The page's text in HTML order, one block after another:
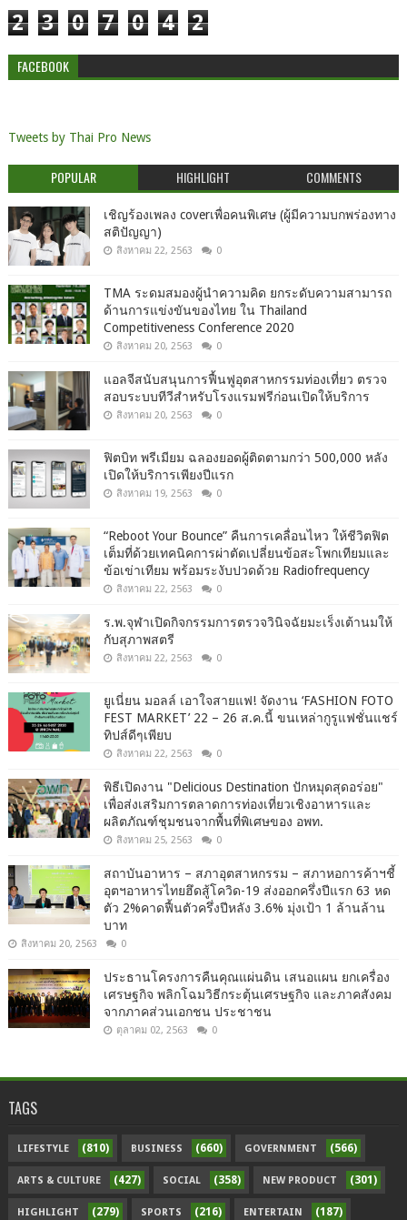
2 3 0 7 0 4 2
FACEBOOK
Tweets by Thai Pro News
POPULAR HIGHLIGHT COMMENTS
เชิญร้องเพลง coverเพื่อคนพิเศษ (ผู้มีความบกพร่องทาง
สติปัญญา)
สิงหาคม 22, 2563 0
TMA ระดมสมองผู้นำความคิด ยกระดับความสามารถ
ด้านการแข่งขันของไทย ใน Thailand
Competitiveness Conference 2020
สิงหาคม 20, 2563 0
แอลจีสนับสนุนการฟื้นฟูอุตสาหกรรมท่องเที่ยว ตรวจ
สอบระบบทีวีสำหรับโรงแรมฟรีก่อนเปิดให้บริการ
สิงหาคม 20, 2563 0
ฟิตบิท พรีเมียม ฉลองยอดผู้ติดตามกว่า 500,000 หลัง
เปิดให้บริการเพียงปีแรก
สิงหาคม 19, 2563 0
“Reboot Your Bounce” คืนการเคลื่อนไหว ให้ชีวิตฟิต
เต็มที่ด้วยเทคนิคการผ่าตัดเปลี่ยนข้อสะโพกเทียมและ
ข้อเข่าเทียม พร้อมระงับปวดด้วย Radiofrequency
สิงหาคม 22, 2563 0
ร.พ.จุฬาเปิดกิจกรรมการตรวจวินิจฉัยมะเร็งเต้านมให้
กับสุภาพสตรี
สิงหาคม 22, 2563 0
ยูเนี่ยน มอลล์ เอาใจสายแฟ! จัดงาน ‘FASHION FOTO
FEST MARKET’ 22 – 26 ส.ค.นี้ ขนเหล่ากูรูแฟชั่นแชร์
ทิปส์ดีๆเพียบ
สิงหาคม 22, 2563 0
พิธีเปิดงาน "Delicious Destination ปักหมุดสุดอร่อย"
เพื่อส่งเสริมการตลาดการท่องเที่ยวเชิงอาหารและ
ผลิตภัณฑ์ชุมชนจากพื้นที่พิเศษของ อพท.
สิงหาคม 25, 2563 0
สถาบันอาหาร – สภาอุตสาหกรรม – สภาหอการค้าฯชี้
อุตฯอาหารไทยฮึดสู้โควิด-19 ส่งออกครึ่งปีแรก 63 หด
ตัว 2%คาดฟื้นตัวครึ่งปีหลัง 3.6% มุ่งเป้า 1 ล้านล้าน
บาท
สิงหาคม 20, 2563 0
ประธานโครงการคืนคุณแผ่นดิน เสนอแผน ยกเครื่อง
เศรษฐกิจ พลิกโฉมวิธีกระตุ้นเศรษฐกิจ และภาคสังคม
จากภาคส่วนเอกชน ประชาชน
ตุลาคม 02, 2563 0
TAGS
LIFESTYLE (810) BUSINESS (660) GOVERNMENT (566)
ARTS & CULTURE (427) SOCIAL (358) NEW PRODUCT (301)
HIGHLIGHT (279) SPORTS (216) ENTERTAIN (187)